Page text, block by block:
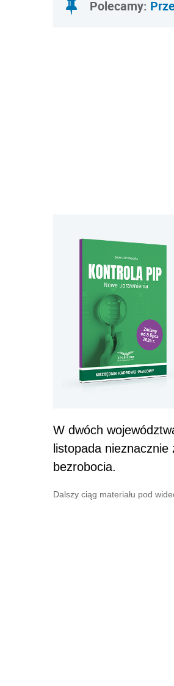
Polecamy:
W dwóch
listopada
bezrobocia.
Dalszy ciąg materiału pod